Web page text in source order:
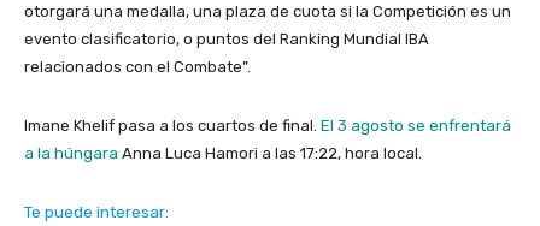
otorgará una medalla, una plaza de cuota si la Competición es un
evento clasificatorio, o puntos del Ranking Mundial IBA
relacionados con el Combate”.
Imane Khelif pasa a los cuartos de final. El 3 agosto se enfrentará
a la húngara Anna Luca Hamori a las 17:22, hora local.
Te puede interesar: